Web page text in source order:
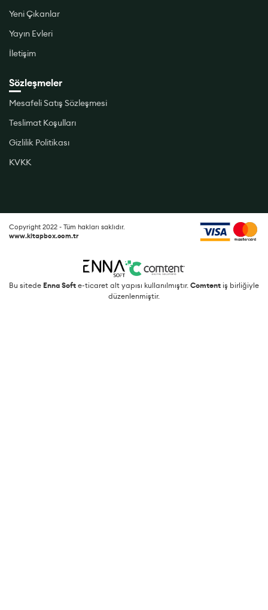
Yeni Çıkanlar
Yayın Evleri
İletişim
Sözleşmeler
Mesafeli Satış Sözleşmesi
Teslimat Koşulları
Gizlilik Politikası
KVKK
Copyright 2022 - Tüm hakları saklıdır.
www.kitapbox.com.tr
Bu sitede Enna Soft e-ticaret alt yapısı kullanılmıştır. Comtent iş birliğiyle
düzenlenmiştir.